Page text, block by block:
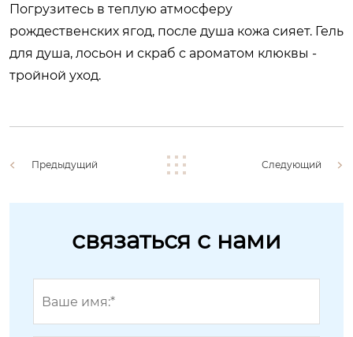
Погрузитесь в теплую атмосферу
рождественских ягод, после душа кожа сияет. Гель
для душа, лосьон и скраб с ароматом клюквы -
тройной уход.
Предыдущий Следующий
связаться с нами